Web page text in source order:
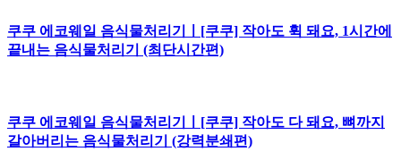
쿠쿠 에코웨일 음식물처리기ㅣ[쿠쿠] 작아도 휙 돼요, 1시간에
끝내는 음식물처리기 (최단시간편)
쿠쿠 에코웨일 음식물처리기ㅣ[쿠쿠] 작아도 다 돼요, 뼈까지
갈아버리는 음식물처리기 (강력분쇄편)